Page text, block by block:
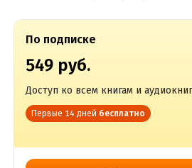
По подписке
549 руб.
Доступ ко всем книгам и
Первые 14 дней бесплатно